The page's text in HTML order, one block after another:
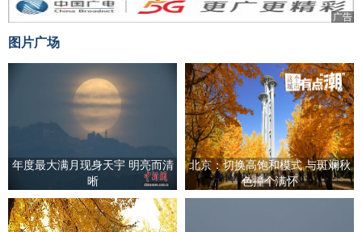
广告
图片广场
年度最大满月现身天宇 明亮而清
晰
北京：切换高饱和模式 与斑斓秋
色撞个满怀